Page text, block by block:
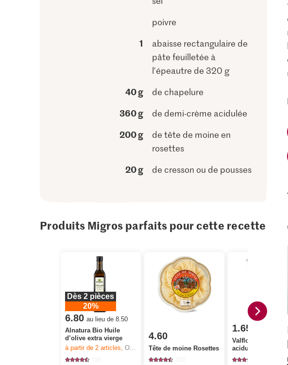
poivre
1
abaisse rectangulaire de
pâte feuilletée à
l'épeautre de 320 g
40 g de chapelure
360 g de demi-crème acidulée
200 g
de tête de moine en
rosettes
20 g de cresson ou de pousses
Produits Migros parfaits pour cette recette
Dès 2 pièces
20%
6.80 au lieu de 8.50
Alnatura Bio Huile
d’olive extra vierge
à partir de 2articles,Offre valable du 6.8 au 12.8.2026, jusqu’à épuisement du stock.
4.60
Tête de moine Rosettes
1.65
Valflora Demi-
acidulée